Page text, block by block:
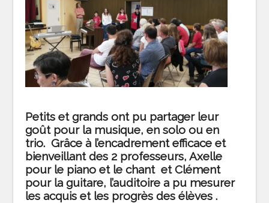
Petits et grands ont pu partager leur
goût pour la musique, en solo ou en
trio. Grâce à l’encadrement efficace et
bienveillant des 2 professeurs, Axelle
pour le piano et le chant et Clément
pour la guitare, l’auditoire a pu mesurer
les acquis et les progrès des élèves .